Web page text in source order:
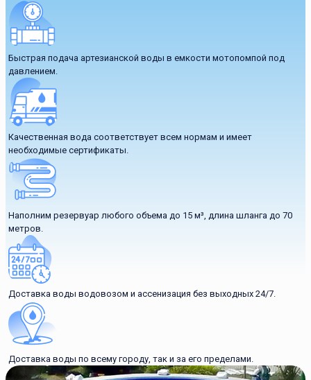
Быстрая подача артезианской воды в емкости мотопомпой под
давлением.
Качественная вода соответствует всем нормам и имеет
необходимые сертификаты.
Наполним резервуар любого объема до 15 м³, длина шланга до 70
метров.
Доставка воды водовозом и ассенизация без выходных 24/7.
Доставка воды по всему городу, так и за его пределами.